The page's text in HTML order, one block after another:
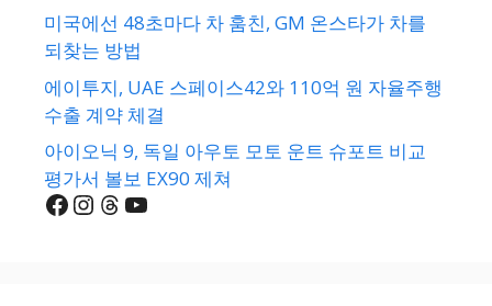
미국에선 48초마다 차 훔친, GM 온스타가 차를
되찾는 방법
에이투지, UAE 스페이스42와 110억 원 자율주행
수출 계약 체결
아이오닉 9, 독일 아우토 모토 운트 슈포트 비교
평가서 볼보 EX90 제쳐
Facebook
Instagram
Threads
YouTube